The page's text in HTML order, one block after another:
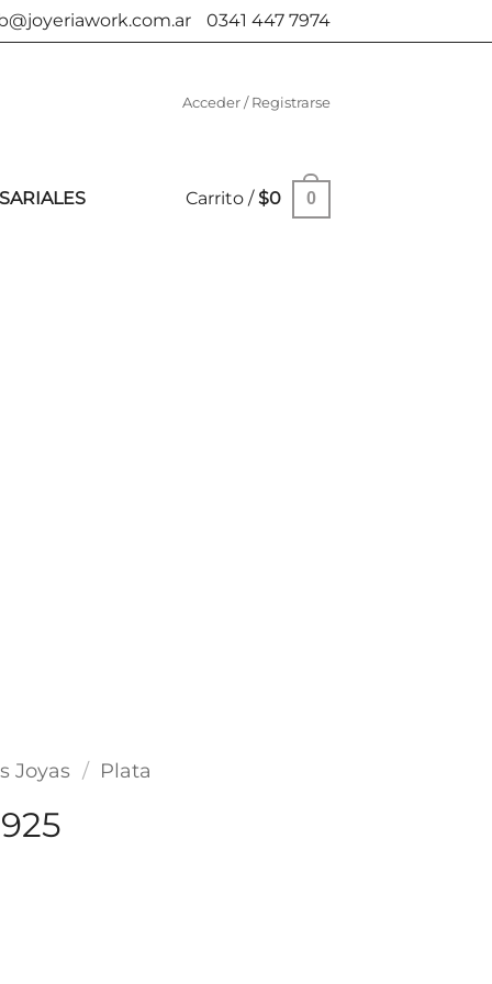
0341 447 7974
Acceder / Registrarse
Carrito /$0 0
Joyas / Plata